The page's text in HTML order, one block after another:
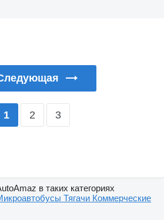
1 2 3
в таких категориях
Тягачи Коммерческие